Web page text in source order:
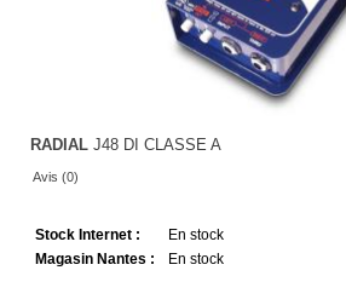
RADIAL J48 DI CLASSE A
Avis (0)
Stock Internet :
En stock
Magasin Nantes :
En stock